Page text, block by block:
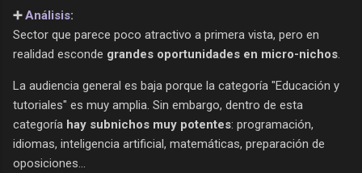
➕Análisis:
Sector que parece poco atractivo a primera vista, pero en
realidad esconde grandes oportunidades en micro-nichos
La audiencia general es baja porque la categoría "Educación y
tutoriales" es muy amplia. Sin embargo, dentro de esta
categoría hay subnichos muy potentes: programación,
idiomas, inteligencia artificial, matemáticas, preparación de
oposiciones...